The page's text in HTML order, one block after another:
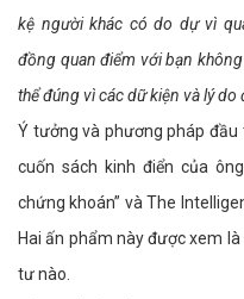
kệ người khác có do dự vì
đồng quan điểm với bạn
thể đúng vì các dữ kiện và lý do
Ý tưởng và phương pháp
cuốn sách kinh điển của
chứng khoán” và The
Hai ấn phẩm này được xem
tư nào.